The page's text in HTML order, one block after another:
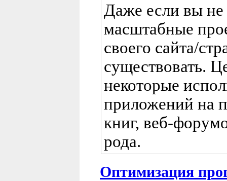
Даже если вы не
масштабные
своего сайта/
существовать.
некоторые
приложений на
книг, веб-
рода.
Оптимизация